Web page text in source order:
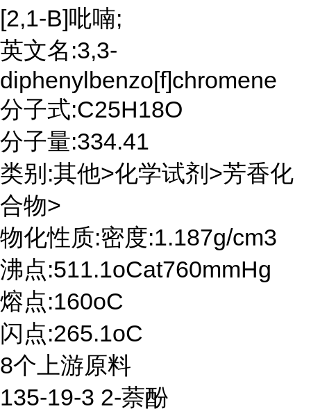
[2,1-B]吡喃;
英文名:3,3-
diphenylbenzo[f]chromene
分子式:C25H18O
分子量:334.41
类别:其他>化学试剂>芳香化
合物>
物化性质:密度:1.187g/cm3
沸点:511.1oCat760mmHg
熔点:160oC
闪点:265.1oC
8个上游原料
135-19-3 2-萘酚